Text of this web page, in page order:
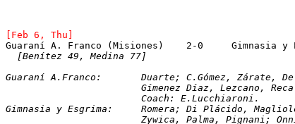
[Feb 6, Thu]
Guaraní A. Franco (Misiones)
[Benítez 49, Medina 77]
Guaraní A.Franco:	Duarte; C.Gómez,
Gímenez Díaz, Lezcano,
			Coach: E.Lucchiaroni.
Gimnasia y Esgrima:	Romera; Di
Zywica, Palma, Pignani;